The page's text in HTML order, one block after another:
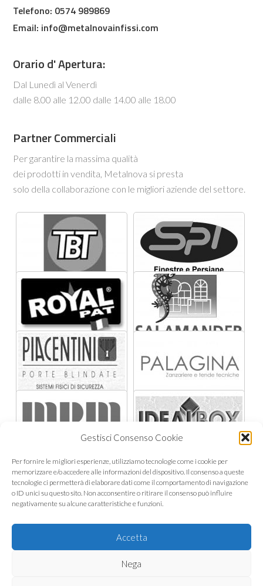
Gestisci Consenso Cookie
Per fornire le migliori esperienze, utilizziamo tecnologie come i cookie per
memorizzare e/o accedere alle informazioni del dispositivo. Il consenso a queste
tecnologie ci permetterà di elaborare dati come il comportamento di navigazione
o ID unici su questo sito. Non acconsentire o ritirare il consenso può influire
negativamente su alcune caratteristiche e funzioni.
Accetta
Nega
Telefono: 0574 989869
Email: info@metalnovainfissi.com
Orario d' Apertura:
Dal Lunedì al Venerdì
dalle 8.00 alle 12.00 dalle 14.00 alle 18.00
Partner Commerciali
Per garantire la massima qualità
dei prodotti in vendita, Metalnova si presta
solo della collaborazione con le migliori aziende del settore.